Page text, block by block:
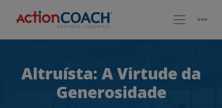
Altruísta: A Virtude da
Generosidade